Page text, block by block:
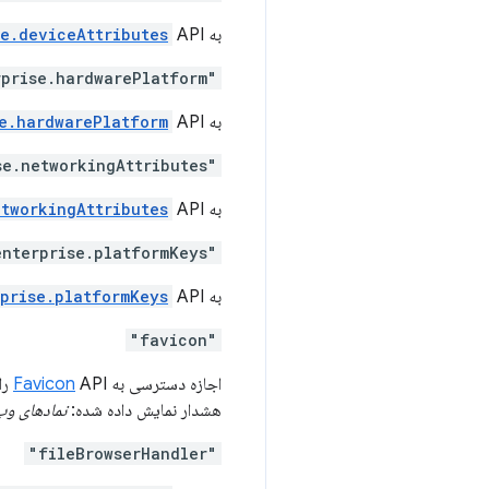
به API دسترسی می دهد.
"enterprise.hardwarePlatform"
به API دسترسی می دهد.
"enterprise.networkingAttributes"
به API دسترسی می دهد.
"enterprise.platformKeys"
به API دسترسی می دهد.
"favicon"
اجازه دسترسی به Favicon API را می دهد.
هشدار نمایش داده شده:نمادهای
"fileBrowserHandler"